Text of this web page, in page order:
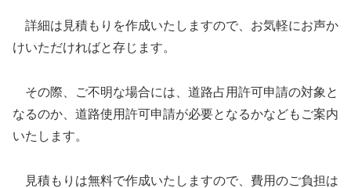
詳細は見積もりを作成いたしますので、お気軽にお声か
けいただければと存じます。
その際、ご不明な場合には、道路占用許可申請の対象と
なるのか、道路使用許可申請が必要となるかなどもご案内
いたします。
見積もりは無料で作成いたしますので、費用のご負担は